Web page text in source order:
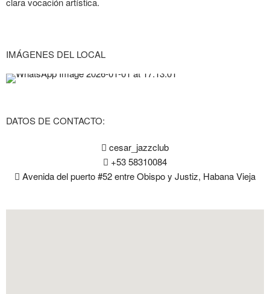
IMÁGENES DEL LOCAL
DATOS DE CONTACTO:
cesar_jazzclub
+53 58310084
Avenida del puerto #52 entre Obispo y Justiz, Habana Vieja